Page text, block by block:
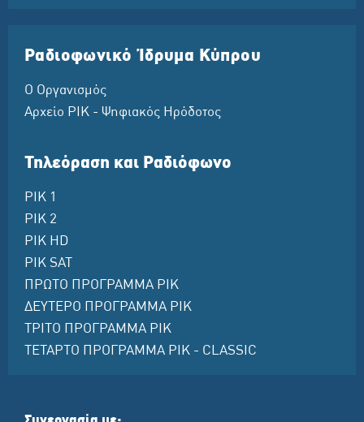
Ραδιοφωνικό Ίδρυμα Κύπρου
Ο Οργανισμός
Αρχείο ΡΙΚ - Ψηφιακός Ηρόδοτος
Τηλεόραση και Ραδιόφωνο
ΡΙΚ 1
ΡΙΚ 2
ΡΙΚ HD
ΡΙΚ SAT
ΠΡΩΤΟ ΠΡΟΓΡΑΜΜΑ ΡΙΚ
ΔΕΥΤΕΡΟ ΠΡΟΓΡΑΜΜΑ ΡΙΚ
ΤΡΙΤΟ ΠΡΟΓΡΑΜΜΑ ΡΙΚ
ΤΕΤΑΡΤΟ ΠΡΟΓΡΑΜΜΑ ΡΙΚ - CLASSIC